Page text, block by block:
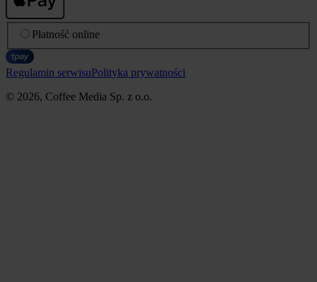
Płatność online
Regulamin serwisuPolityka prywatności
© 2026, Coffee Media Sp. z o.o.